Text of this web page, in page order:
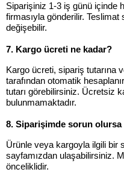
Siparişiniz 1-3 iş günü içinde
firmasıyla gönderilir.
değişebilir.
7. Kargo ücreti ne kadar?
Kargo ücreti, sipariş tutarına
tarafından otomatik
tutarı görebilirsiniz. Ücretsiz
bulunmamaktadır.
8. Siparişimde sorun olursa
Ürünle veya kargoyla ilgili bir
sayfamızdan ulaşabilirsiniz.
önceliklidir.